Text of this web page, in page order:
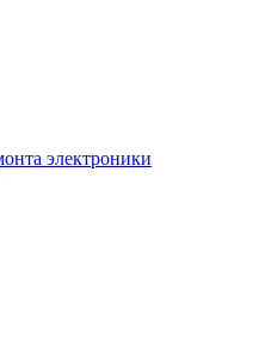
электроники